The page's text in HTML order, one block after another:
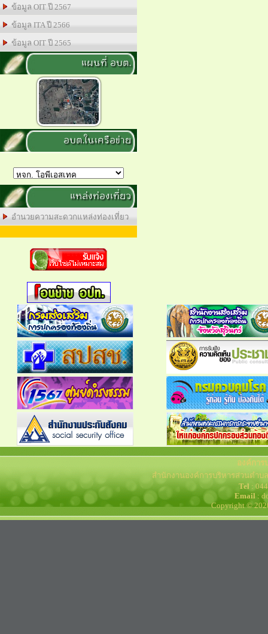
ข้อมูล OIT ปี 2567
ข้อมูล ITA ปี 2566
ข้อมูล OIT ปี 2565
แผนที่ อบต.
อบต.ในเครือข่าย
แหล่งท่องเที่ยว
อำนวยความสะดวกแหล่งท่องเที่ยว
องค์กา
สำนักงานองค์การบริหารส่วนตำ
Tel:
Email :
Copyright ©